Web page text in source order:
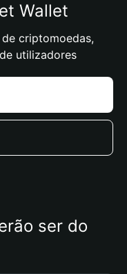
Wallet
criptomoedas,
utilizadores
ser do